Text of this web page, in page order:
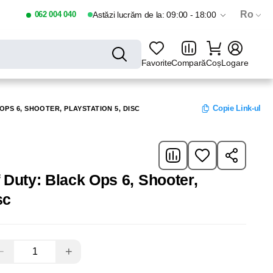
062 004 040 Astăzi lucrăm de la: 09:00 - 18:00 Ro
FavoriteComparăCoșLogare
6, SHOOTER, PLAYSTATION 5, DISC Copie Link-ul
Black Ops 6, Shooter,
+